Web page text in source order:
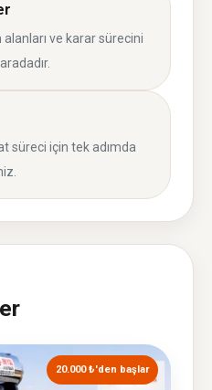
alanları ve karar sürecini
süreci için tek adımda
20.000 ₺'den başlar